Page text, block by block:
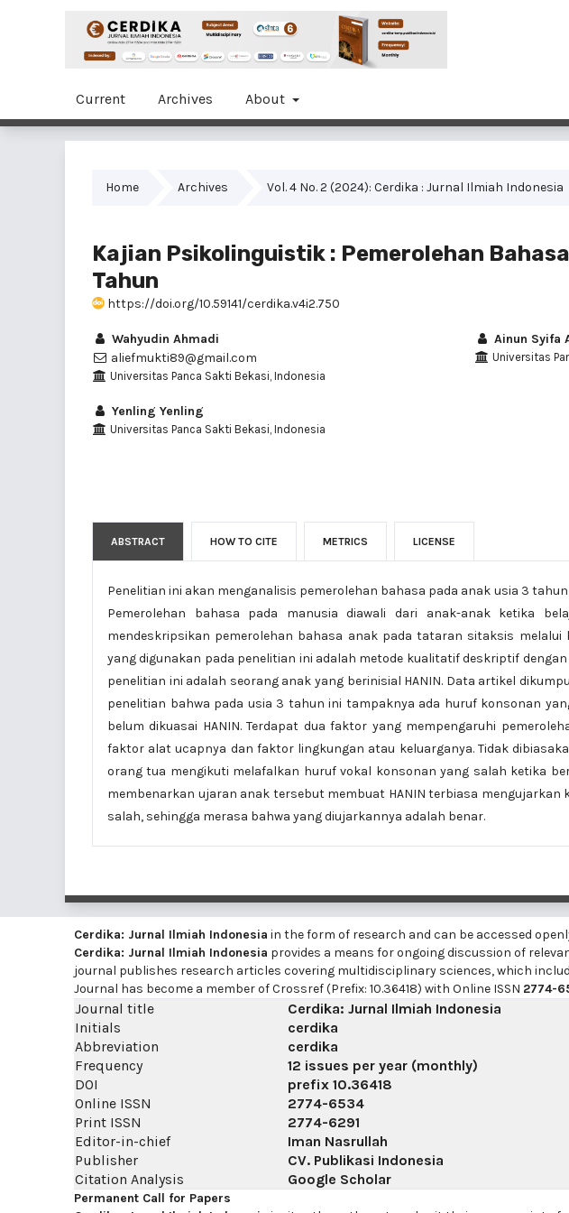
Current Archives About
Home Archives Vol. 4 No. 2 (2024): Cerdika : Jurnal Ilmiah Indonesia
Kajian Psikolinguistik : Pemerolehan
Tahun
https://doi.org/10.59141/cerdika.v4i2.750
Wahyudin Ahmadi
aliefmukti89@gmail.com
Universitas Panca Sakti Bekasi, Indonesia
Ainun Syifa
Universitas
Yenling Yenling
Universitas Panca Sakti Bekasi, Indonesia
ABSTRACT HOW TO CITE METRICS LICENSE
Penelitian ini akan menganalisis pemerolehan bahasa pada anak usia 3
Pemerolehan bahasa pada manusia diawali dari anak-anak ketika
mendeskripsikan pemerolehan bahasa anak pada tataran sitaksis melalui
yang digunakan pada penelitian ini adalah metode kualitatif deskriptif
penelitian ini adalah seorang anak yang berinisial HANIN. Data artikel
penelitian bahwa pada usia 3 tahun ini tampaknya ada huruf konsonan
belum dikuasai HANIN. Terdapat dua faktor yang mempengaruhi
faktor alat ucapnya dan faktor lingkungan atau keluarganya. Tidak
orang tua mengikuti melafalkan huruf vokal konsonan yang salah ketika
membenarkan ujaran anak tersebut membuat HANIN terbiasa
salah, sehingga merasa bahwa yang diujarkannya adalah benar.
Cerdika: Jurnal Ilmiah Indonesia in the form of research and can be accessed
Cerdika: Jurnal Ilmiah Indonesia provides a means for ongoing discussion of
journal publishes research articles covering multidisciplinary sciences, which
Journal has become a member of Crossref (Prefix: 10.36418) with Online ISSN 2774-
Journal title
Cerdika: Jurnal Ilmiah Indonesia
Initials
cerdika
Abbreviation
cerdika
Frequency
12 issues per year (monthly)
DOI
prefix 10.36418
Online ISSN
2774-6534
Print ISSN
2774-6291
Editor-in-chief
Iman Nasrullah
Publisher
CV. Publikasi Indonesia
Citation Analysis
Google Scholar
Permanent Call for Papers